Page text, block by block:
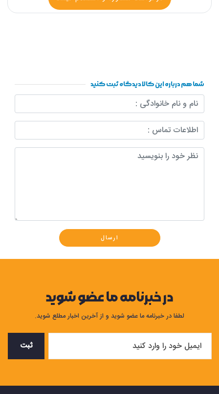
شما هم درباره این کالا دیدگاه ثبت کنید
ارسال
در خبرنامه ما عضو شوید
لطفا در خبرنامه ما عضو شوید و از آخرین اخبار مطلع شوید.
ثبت